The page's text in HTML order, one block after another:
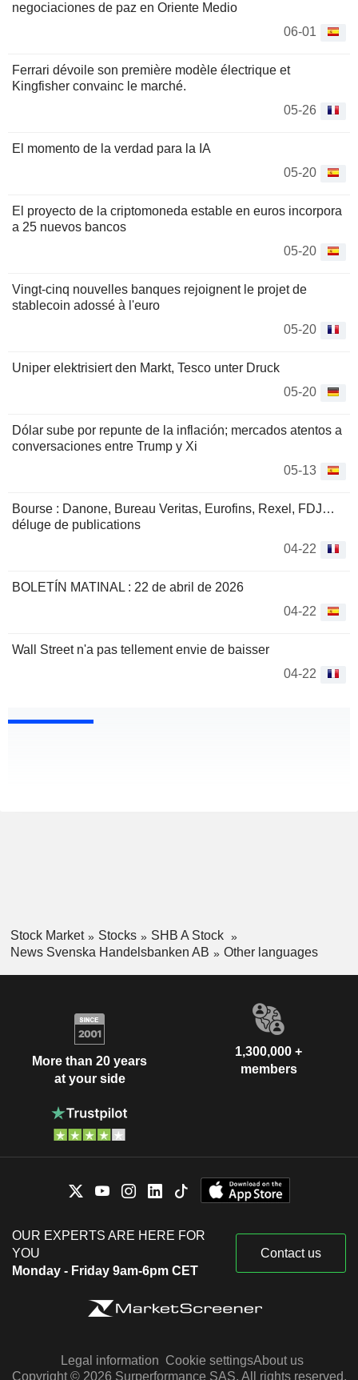
negociaciones de paz en Oriente Medio
06-01
Ferrari dévoile son première modèle électrique et
Kingfisher convainc le marché.
05-26
El momento de la verdad para la IA
05-20
El proyecto de la criptomoneda estable en euros incorpora
a 25 nuevos bancos
05-20
Vingt-cinq nouvelles banques rejoignent le projet de
stablecoin adossé à l'euro
05-20
Uniper elektrisiert den Markt, Tesco unter Druck
05-20
Dólar sube por repunte de la inflación; mercados atentos a
conversaciones entre Trump y Xi
05-13
Bourse : Danone, Bureau Veritas, Eurofins, Rexel, FDJ…
déluge de publications
04-22
BOLETÍN MATINAL : 22 de abril de 2026
04-22
Wall Street n'a pas tellement envie de baisser
04-22
Stock Market Stocks
SHB A Stock
News Svenska Handelsbanken AB
Other languages
More than 20 years
at your side
1,300,000 +
members
OUR EXPERTS ARE HERE FOR
YOU
Monday - Friday 9am-6pm CET
Contact us
Legal information Cookie settingsAbout us
Copyright © 2026 Surperformance SAS. All rights reserved.